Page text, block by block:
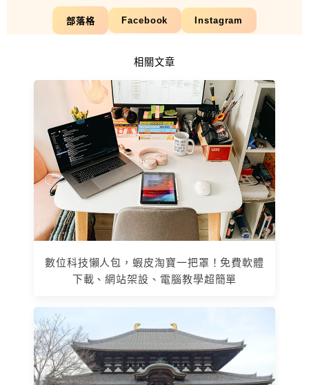
部落格 Facebook Instagram
相關文章
數位科技懶人包，蝦皮淘寶一把罩！免費軟體
下載、網站架設、電腦教學超簡單